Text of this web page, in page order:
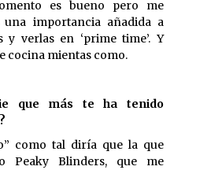
es bueno pero me
una importancia añadida a
y verlas en ‘prime time’. Y
cocina mientas como.
que más te ha tenido
como tal diría que la que
Peaky Blinders, que me